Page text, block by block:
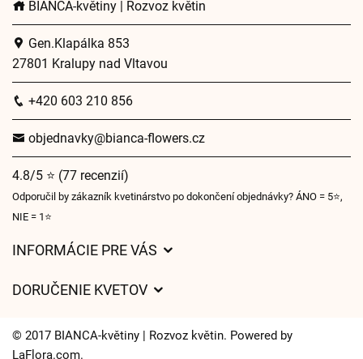
BIANCA-květiny | Rozvoz květin
Gen.Klapálka 853
27801 Kralupy nad Vltavou
+420 603 210 856
objednavky@bianca-flowers.cz
4.8/5 ⭐ (77 recenzií)
Odporučil by zákazník kvetinárstvo po dokončení objednávky? ÁNO = 5⭐,
NIE = 1⭐
INFORMÁCIE PRE VÁS
Časy doručenia kvetov – prehľad možností
DORUČENIE KVETOV
Kam doručujeme kvety
© 2017 BIANCA-květiny | Rozvoz květin. Powered by
LaFlora.com.